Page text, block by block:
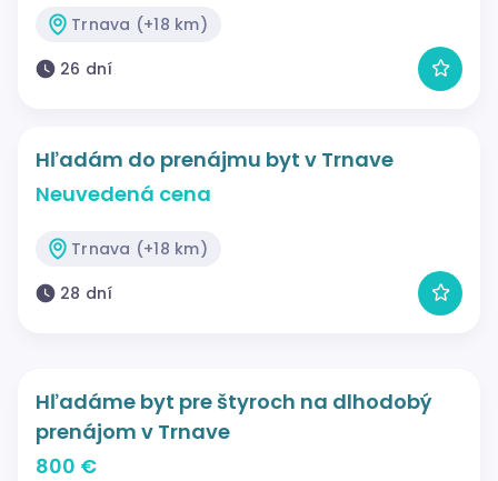
Trnava (+18 km)
26 dní
Hľadám do prenájmu byt v Trnave
Neuvedená cena
Trnava (+18 km)
28 dní
Hľadáme byt pre štyroch na dlhodobý
prenájom v Trnave
800 €